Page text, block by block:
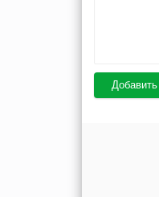
Добавить